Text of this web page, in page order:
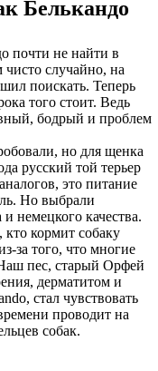
Белькандо
почти не найти в
случайно, на
поискать. Теперь
того стоит. Ведь
бодрый и проблем
но для щенка
русский той терьер
это питание
Но выбрали
и немецкого качества.
кормит собаку
за того, что многие
пес, старый Орфей
дерматитом и
стал чувствовать
проводит на
собак.